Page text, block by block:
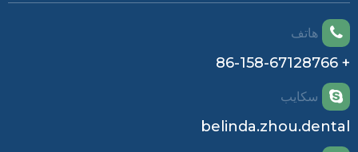
هاتف
+ 86-158-67128766
سكايب
belinda.zhou.dental